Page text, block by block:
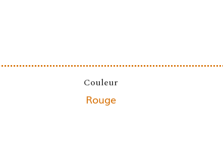
Couleur
Rouge